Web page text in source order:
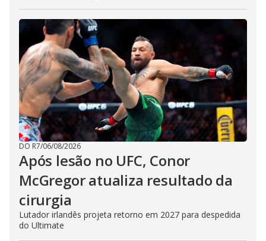
DO R7/06/08/2026
Após lesão no UFC, Conor
McGregor atualiza resultado da
cirurgia
Lutador irlandês projeta retorno em 2027 para despedida
do Ultimate